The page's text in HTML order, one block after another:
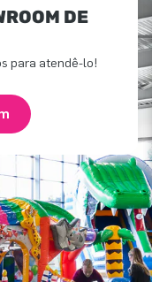
DE
para atendê-lo!